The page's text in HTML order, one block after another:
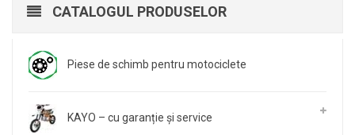
CATALOGUL PRODUSELOR
Piese de schimb pentru motociclete
KAYO – cu garanție și service